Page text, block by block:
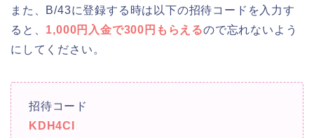
また、B/43に登録する時は以下の招待コードを入力す
ると、 1,000円入金で300円もらえるので忘れないよう
にしてください。
招待コード
KDH4CI